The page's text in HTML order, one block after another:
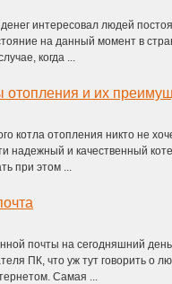
интересовал людей
на данный момент в
когда ...
отопления и их
котла отопления никто не
надежный и качественный
при этом ...
почты на сегодняшний
ПК, что уж тут говорить о
Самая ...